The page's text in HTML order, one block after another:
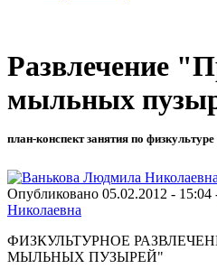
Развлечение
мыльных
план-конспект занятия по
Опубликовано 05.02.2012 - 15:04
Николаевна
ФИЗКУЛЬТУРНОЕ
МЫЛЬНЫХ ПУЗЫРЕЙ"